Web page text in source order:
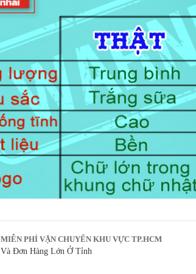
MIỄN PHÍ VẬN CHUYỂN KHU VỰC TP.HCM
Và Đơn Hàng Lớn Ở Tỉnh